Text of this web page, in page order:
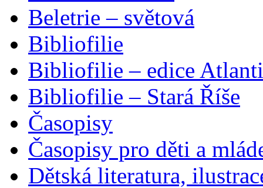
Beletrie – světová
Bibliofilie
Bibliofilie – edice
Bibliofilie – Stará Říše
Časopisy
Časopisy pro děti a
Dětská literatura,